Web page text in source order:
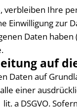
Ihre
Einwilligung
Daten
auf
auf
einer
DSGVO.